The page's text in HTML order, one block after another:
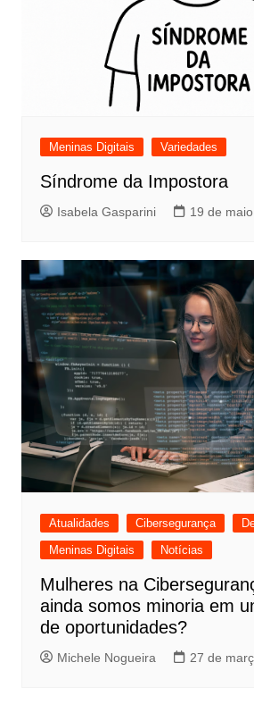
Meninas Digitais Variedades
Síndrome da Impostora
Isabela Gasparini 19 de
Atualidades Cibersegurança
Meninas Digitais
Notícias
Mulheres na
ainda somos minoria em
de oportunidades?
Michele Nogueira 27 de